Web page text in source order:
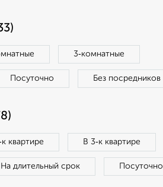
3‑комнатные
Посуточно Без посредников
квартире В 3‑к квартире
На длительный срок Посуточно